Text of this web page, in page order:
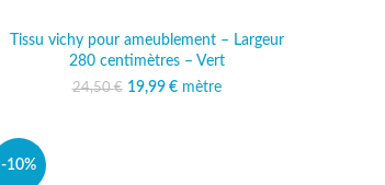
Tissu vichy pour ameublement – Largeur
280 centimètres – Vert
24,50€
Le prix initial était :
19,99 € Le prix actuel est :
mètre
-10%